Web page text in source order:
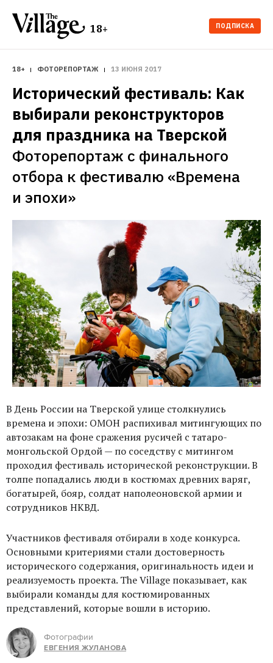
18+ ПОДПИСКА
18+ ФОТОРЕПОРТАЖ 13 ИЮНЯ 2017
Исторический фестиваль: Как
выбирали реконструкторов
для праздника на Тверской
Фоторепортаж с финального
отбора к фестивалю «Времена
и эпохи»
В День России на Тверской улице столкнулись
времена и эпохи: ОМОН распихивал митингующих по
автозакам на фоне сражения русичей с татаро-
монгольской Ордой — по соседству с митингом
проходил фестиваль исторической реконструкции. В
толпе попадались люди в костюмах древних варяг,
богатырей, бояр, солдат наполеоновской армии и
сотрудников НКВД.
Участников фестиваля отбирали в ходе конкурса.
Основными критериями стали достоверность
исторического содержания, оригинальность идеи и
реализуемость проекта. The Village показывает, как
выбирали команды для костюмированных
представлений, которые вошли в историю.
Фотографии
ЕВГЕНИЯ ЖУЛАНОВА